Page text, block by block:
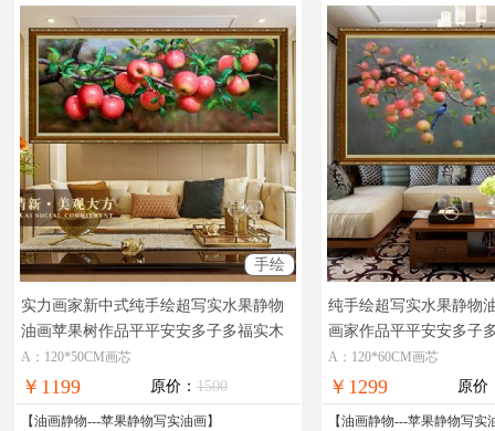
手绘
实力画家新中式纯手绘超写实水果静物
油画苹果树作品平平安安多子多福实木
画框 适合现代风格客厅精品装饰油画
A：120*50CM画芯
￥1199 原价： 1500
【油画静物---苹果静物写实油画】
纯手绘超写实水果静物
画家作品平平安安多子
合客厅酒店餐厅的精品
A：120*60CM画芯
￥1299 原价
【油画静物---苹果静物写实